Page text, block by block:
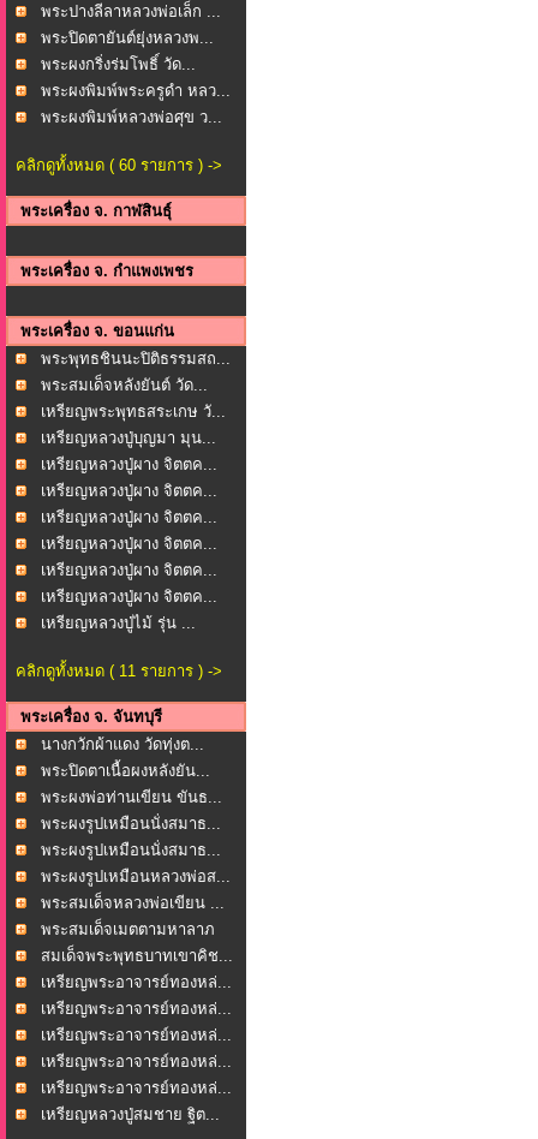
น...
พระปางลีลาหลวงพ่อเล็ก ...
พระปิดตายันต์ยุ่งหลวงพ...
พระผงกริ่งร่มโพธิ์ วัด...
พระผงพิมพ์พระครูดำ หลว...
พระผงพิมพ์หลวงพ่อศุข ว...
คลิกดูทั้งหมด ( 60 รายการ ) ->
พระเครื่อง จ. กาฬสินธุ์
พระเครื่อง จ. กำแพงเพชร
พระเครื่อง จ. ขอนแก่น
พระพุทธชินนะปิติธรรมสถ...
พระสมเด็จหลังยันต์ วัด...
เหรียญพระพุทธสระเกษ วั...
เหรียญหลวงปู่บุญมา มุน...
เหรียญหลวงปู่ผาง จิตตค...
เหรียญหลวงปู่ผาง จิตตค...
เหรียญหลวงปู่ผาง จิตตค...
เหรียญหลวงปู่ผาง จิตตค...
เหรียญหลวงปู่ผาง จิตตค...
เหรียญหลวงปู่ผาง จิตตค...
เหรียญหลวงปู่ไม้ รุ่น ...
คลิกดูทั้งหมด ( 11 รายการ ) ->
พระเครื่อง จ. จันทบุรี
นางกวักผ้าแดง วัดทุ่งต...
พระปิดตาเนื้อผงหลังยัน...
พระผงพ่อท่านเขียน ขันธ...
พระผงรูปเหมือนนั่งสมาธ...
พระผงรูปเหมือนนั่งสมาธ...
พระผงรูปเหมือนหลวงพ่อส...
พระสมเด็จหลวงพ่อเขียน ...
พระสมเด็จเมตตามหาลาภ
ว...
สมเด็จพระพุทธบาทเขาคิช...
เหรียญพระอาจารย์ทองหล่...
เหรียญพระอาจารย์ทองหล่...
เหรียญพระอาจารย์ทองหล่...
เหรียญพระอาจารย์ทองหล่...
เหรียญพระอาจารย์ทองหล่...
เหรียญหลวงปู่สมชาย ฐิต...